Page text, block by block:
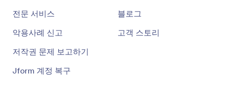
전문 서비스
악용사례 신고
저작권 문제 보고하기
Jform 계정 복구
블로그
고객 스토리